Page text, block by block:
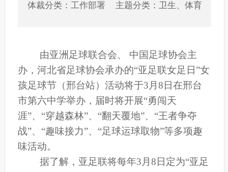
体裁分类：工作部署 主题分类：卫生、体育
由亚洲足球联合会、 中国足球协会主
办，河北省足球协会承办的“亚足联女足日”女
孩足球节（邢台站）活动将于3月8日在邢台
市第六中学举办，届时将开展“勇闯天
涯”、“穿越森林”、“翻天覆地”、“王者争夺
战”、“趣味接力”、“足球运球取物”等多项趣
味活动。
据了解，亚足联将每年3月8日定为“亚足